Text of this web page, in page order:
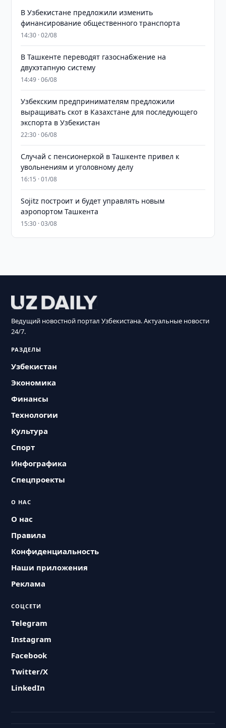
В Узбекистане предложили изменить
финансирование общественного транспорта
14:30 · 02/08
В Ташкенте переводят газоснабжение на
двухэтапную систему
14:49 · 06/08
Узбекским предпринимателям предложили
выращивать скот в Казахстане для последующего
экспорта в Узбекистан
22:30 · 06/08
Случай с пенсионеркой в Ташкенте привел к
увольнениям и уголовному делу
16:15 · 01/08
Sojitz построит и будет управлять новым
аэропортом Ташкента
15:30 · 03/08
Ведущий новостной портал Узбекистана. Актуальные новости
24/7.
РАЗДЕЛЫ
Узбекистан
Экономика
Финансы
Технологии
Культура
Спорт
Инфографика
Спецпроекты
О НАС
О нас
Правила
Конфиденциальность
Наши приложения
Реклама
СОЦСЕТИ
Telegram
Instagram
Facebook
Twitter/X
LinkedIn